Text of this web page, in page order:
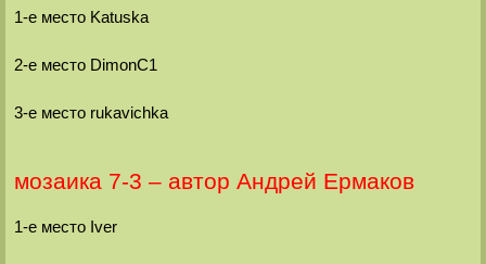
1-е место Katuska
2-е место DimonC1
3-е место rukavichka
мозаика 7-3 – автор Андрей Ермаков
1-е место Iver